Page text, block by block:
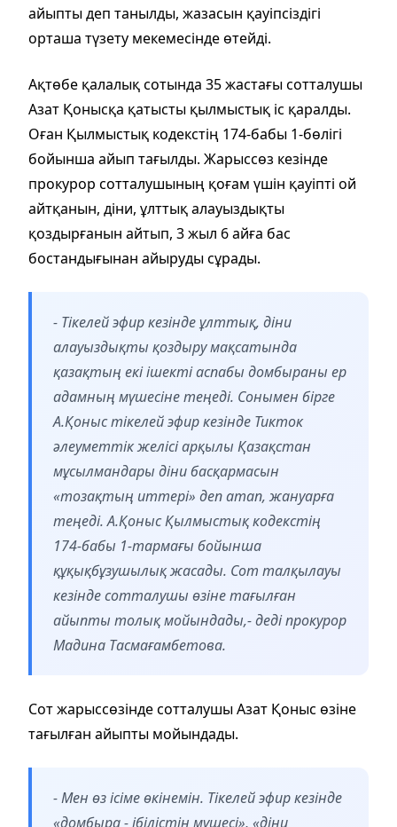
айыпты деп танылды, жазасын қауіпсіздігі
орташа түзету мекемесінде өтейді.
Ақтөбе қалалық сотында 35 жастағы сотталушы
Азат Қонысқа қатысты қылмыстық іс қаралды.
Оған Қылмыстық кодекстің 174-бабы 1-бөлігі
бойынша айып тағылды. Жарыссөз кезінде
прокурор сотталушының қоғам үшін қауіпті ой
айтқанын, діни, ұлттық алауыздықты
қоздырғанын айтып, 3 жыл 6 айға бас
бостандығынан айыруды сұрады.
- Тікелей эфир кезінде ұлттық, діни
алауыздықты қоздыру мақсатында
қазақтың екі ішекті аспабы домбыраны ер
адамның мүшесіне теңеді. Сонымен бірге
А.Қоныс тікелей эфир кезінде Тикток
әлеуметтік желісі арқылы Қазақстан
мұсылмандары діни басқармасын
«тозақтың иттері» деп атап, жануарға
теңеді. А.Қоныс Қылмыстық кодекстің
174-бабы 1-тармағы бойынша
құқықбұзушылық жасады. Сот талқылауы
кезінде сотталушы өзіне тағылған
айыпты толық мойындады,- деді прокурор
Мадина Тасмағамбетова.
Сот жарыссөзінде сотталушы Азат Қоныс өзіне
тағылған айыпты мойындады.
- Мен өз ісіме өкінемін. Тікелей эфир кезінде
«домбыра - ібілістің мүшесі», «діни